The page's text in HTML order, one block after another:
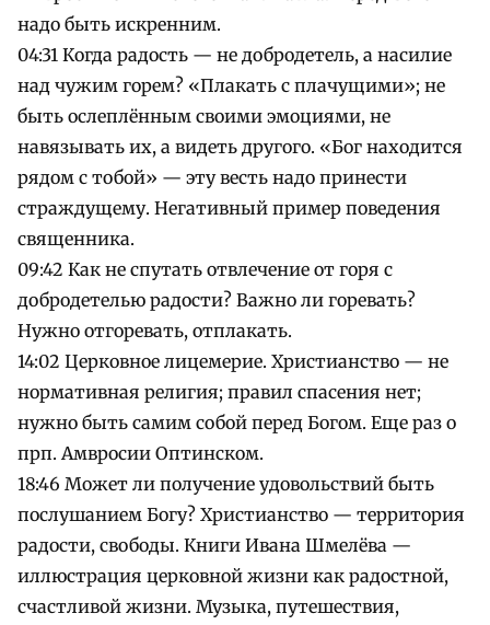
надо быть искренним.
04:31 Когда радость — не добродетель, а насилие
над чужим горем? «Плакать с плачущими»; не
быть ослеплённым своими эмоциями, не
навязывать их, а видеть другого. «Бог находится
рядом с тобой» — эту весть надо принести
страждущему. Негативный пример поведения
священника.
09:42 Как не спутать отвлечение от горя с
добродетелью радости? Важно ли горевать?
Нужно отгоревать, отплакать.
14:02 Церковное лицемерие. Христианство — не
нормативная религия; правил спасения нет;
нужно быть самим собой перед Богом. Еще раз о
прп. Амвросии Оптинском.
18:46 Может ли получение удовольствий быть
послушанием Богу? Христианство — территория
радости, свободы. Книги Ивана Шмелёва —
иллюстрация церковной жизни как радостной,
счастливой жизни. Музыка, путешествия,